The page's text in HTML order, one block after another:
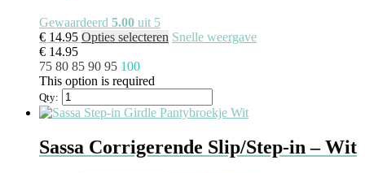
productpagina
Gewaardeerd 5.00 uit 5
€ 14.95 Opties selecteren Dit
Deze
optie
kan
gekozen
Snelle weergave
€ 14.95
75 80 85 90 95 100
This option is required
Qty:
Sassa Corrigerende Slip/Step-in – Wit